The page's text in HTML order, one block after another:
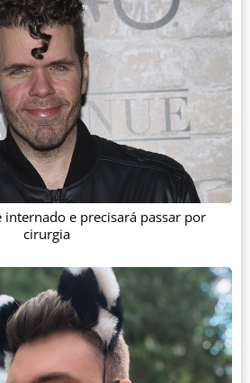
internado e precisará passar por
cirurgia